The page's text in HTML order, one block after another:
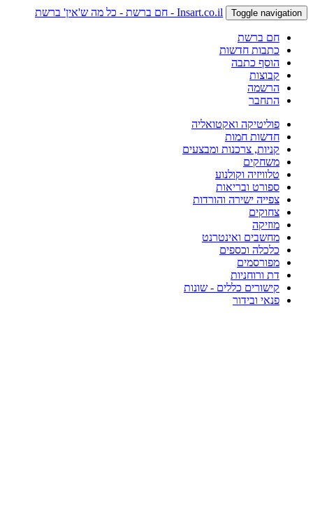
Toggle navigation Insart.co.il - חם ברשת - כל מה ש'אין' ברשת
חם ברשת
כתבות חדשות
הוסף כתבה
קבוצות
הרשמה
התחבר
פוליטיקה ואקטואליה
חדשות חמות
קניות, צרכנות ומבצעים
משחקים
טלוויזיה וקולנוע
ספורט ובריאות
צפייה ישירה והורדות
צחוקים
מוזיקה
מחשבים ואינטרנט
כלכלה וכספים
מפורסמים
דת ורוחניות
קישורים כללים - שונות
פנאי ובידור